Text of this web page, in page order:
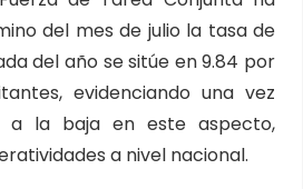
del mes de julio la tasa de
del año se sitúe en 9.84 por
evidenciando una vez
a la baja en este aspecto,
a nivel nacional.